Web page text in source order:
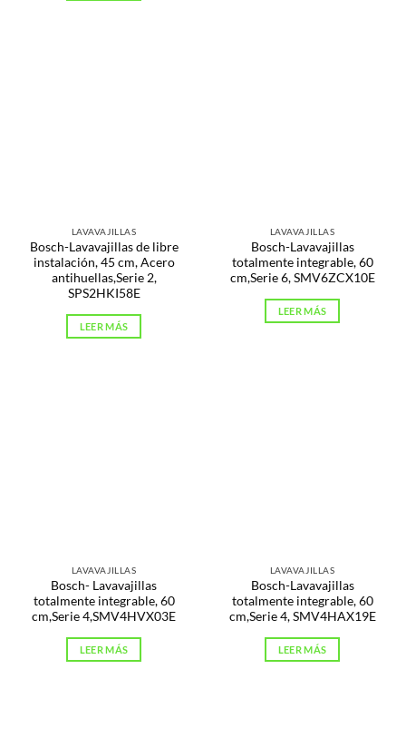
LAVAVAJILLAS
Bosch-Lavavajillas de libre
instalación, 45 cm, Acero
antihuellas,Serie 2,
SPS2HKI58E
LEER MÁS
LAVAVAJILLAS
Bosch-Lavavajillas
totalmente integrable, 60
cm,Serie 6, SMV6ZCX10E
LEER MÁS
LAVAVAJILLAS
Bosch- Lavavajillas
totalmente integrable, 60
cm,Serie 4,SMV4HVX03E
LEER MÁS
LAVAVAJILLAS
Bosch-Lavavajillas
totalmente integrable, 60
cm,Serie 4, SMV4HAX19E
LEER MÁS